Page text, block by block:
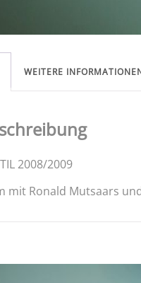
WEITERE
2008/2009
mit Ronald Mutsaars